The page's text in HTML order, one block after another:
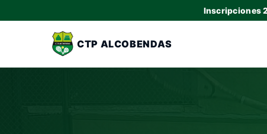
Inscripciones
CTP ALCOBENDAS